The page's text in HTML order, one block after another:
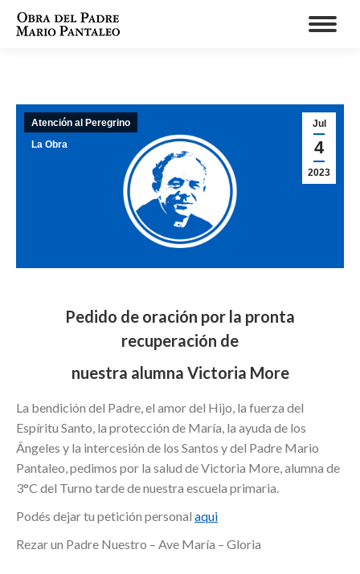
Jul
4
2023
Atención al Peregrino
La Obra
Pedido de oración por la pronta
recuperación de
nuestra alumna Victoria More
La bendición del Padre, el amor del Hijo, la fuerza del
Espíritu Santo, la protección de María, la ayuda de los
Ángeles y la intercesión de los Santos y del Padre Mario
Pantaleo, pedimos por la salud de Victoria More, alumna de
3°C del Turno tarde de nuestra escuela primaria.
Podés dejar tu petición personal aqui
Rezar un Padre Nuestro – Ave María – Gloria